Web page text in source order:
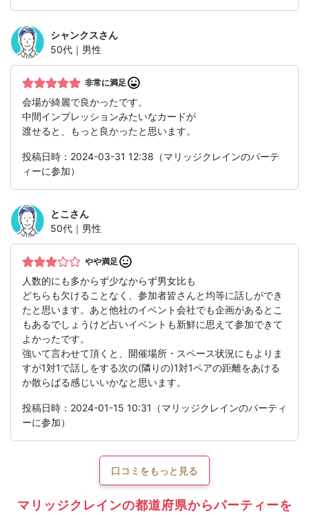
シャンクスさん
50代｜男性
非常に満足
会場が綺麗で良かったです。
中間インプレッションみたいなカードが
渡せると、もっと良かったと思います。
投稿日時：2024-03-31 12:38（マリッジクレインのパーテ
ィーに参加）
とこ さん
50代｜男性
やや満足
人数的にも多からず少なからず男女比も
どちらも欠けることなく、参加者皆さんと均等に話しができ
たと思います。あと他社のイベント会社でも企画があるとこ
もあるでしょうけど占いイベントも新鮮に思えて参加できて
よかったです。
強いて言わせて頂くと、開催場所・スペース状況にもよりま
すが1対1で話しをする次の(隣りの)1対1ペアの距離をあける
か散らばる感じいいかなと思います。
投稿日時：2024-01-15 10:31（マリッジクレインのパーティ
ーに参加）
口コミをもっと見る
マリッジクレインの都道府県からパーティーを